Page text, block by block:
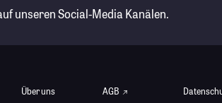
unseren Social-Media Kanälen.
Über uns AGB